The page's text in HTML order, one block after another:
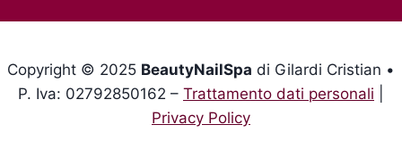
Copyright © 2025 BeautyNailSpa di Gilardi Cristian •
P. Iva: 02792850162 – Trattamento dati personali
Privacy Policy